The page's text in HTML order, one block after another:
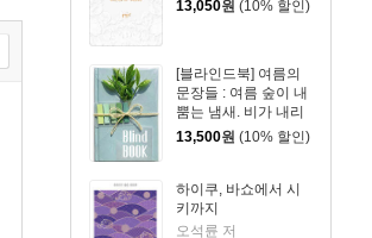
13,050원 (10% 할인)
[블라인드북] 여름의
문장들 : 여름 숲이 내
뿜는 냄새. 비가 내리
면 그 향기가 더욱 짙
듯한 착각이 듭니다.
13,500원 (10% 할인)
하이쿠, 바쇼에서 시
키까지
오석륜 저